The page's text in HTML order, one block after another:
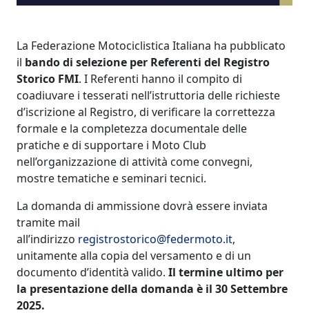
La Federazione Motociclistica Italiana ha pubblicato
il bando di selezione per Referenti del Registro
Storico FMI. I Referenti hanno il compito di
coadiuvare i tesserati nell’istruttoria delle richieste
d’iscrizione al Registro, di verificare la correttezza
formale e la completezza documentale delle
pratiche e di supportare i Moto Club
nell’organizzazione di attività come convegni,
mostre tematiche e seminari tecnici.
La domanda di ammissione dovrà essere inviata
tramite mail
all’indirizzo registrostorico@federmoto.it,
unitamente alla copia del versamento e di un
documento d’identità valido. Il termine ultimo per
la presentazione della domanda è il 30 Settembre
2025.